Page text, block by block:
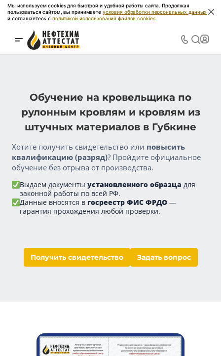
Мы используем cookies для быстрой и удобной работы сайта. Продолжая
пользоваться сайтом, вы принимаете условия обработки персональных данных
и соглашаетесь с политикой использования файлов cookies
Обучение на кровельщика по
рулонным кровлям и кровлям из
штучных материалов в Губкине
Хотите получить свидетельство или повысить
квалификацию (разряд)? Пройдите официальное
обучение без отрыва от производства.
Выдаем документы установленного образца для
законной работы по всей РФ.
Данные вносятся в госреестр ФИС ФРДО —
гарантия прохождения любой проверки.
Получить свидетельство Задать вопрос